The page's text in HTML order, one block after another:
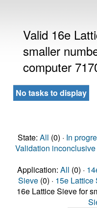
Valid 16e
smaller
computer
No tasks to display
State: All (0) · In
Validation inconclusive
Application: All (0) ·
Sieve (0) · 15e Lattice
16e Lattice Sieve for